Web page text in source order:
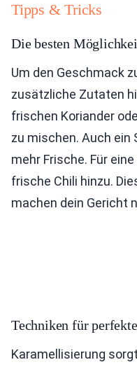
Tipps & Tricks
Die besten
Um den Geschmack
zusätzliche Zutaten
frischen Koriander
zu mischen. Auch
mehr Frische. Für
frische Chili hinzu.
machen dein Gericht
Techniken für
Karamellisierung